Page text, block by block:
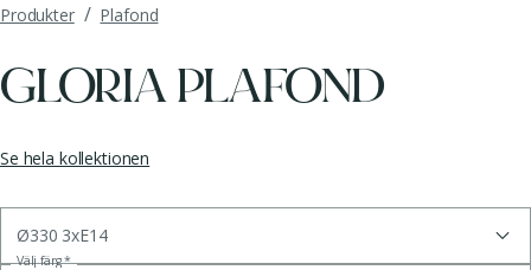
Produkter / Plafond
GLORIA PLAFOND
Se hela kollektionen
Ø330 3xE14
Välj färg*